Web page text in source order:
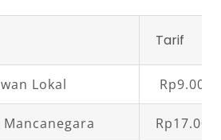
Tarif
Lokal